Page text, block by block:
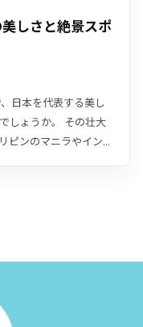
しさと絶景スポ
日本を代表する美し
しょうか。 その壮大
ピンのマニラやイン...